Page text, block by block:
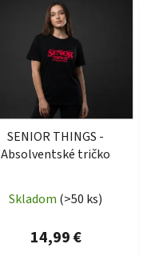
SENIOR THINGS -
Absolventské tričko
Skladom (>50 ks)
14,99 €